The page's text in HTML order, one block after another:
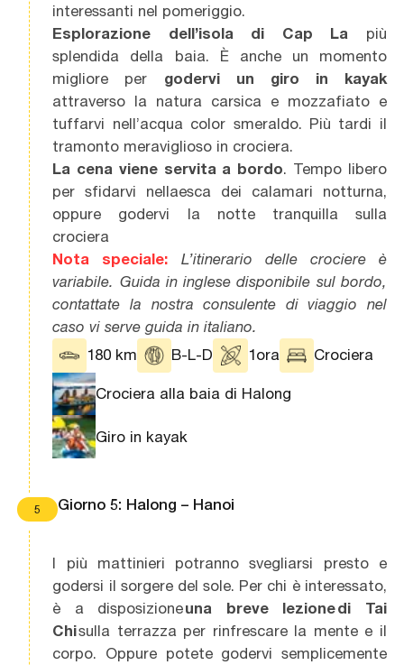
interessanti nel pomeriggio.
Esplorazione dell’isola di Cap La più
splendida della baia. È anche un momento
migliore per godervi un giro in kayak
attraverso la natura carsica e mozzafiato e
tuffarvi nell’acqua color smeraldo. Più tardi il
tramonto meraviglioso in crociera.
La cena viene servita a bordo. Tempo libero
per sfidarvi nellaesca dei calamari notturna,
oppure godervi la notte tranquilla sulla
crociera
Nota speciale: L’itinerario delle crociere è
variabile. Guida in inglese disponibile sul bordo,
contattate la nostra consulente di viaggio nel
caso vi serve guida in italiano.
180 km
B-L-D 1ora Crociera
Crociera alla baia di Halong
Giro in kayak
5 Giorno 5: Halong – Hanoi
I più mattinieri potranno svegliarsi presto e
godersi il sorgere del sole. Per chi è interessato,
è a disposizioneuna breve lezionedi Tai
Chisulla terrazza per rinfrescare la mente e il
corpo. Oppure potete godervi semplicemente